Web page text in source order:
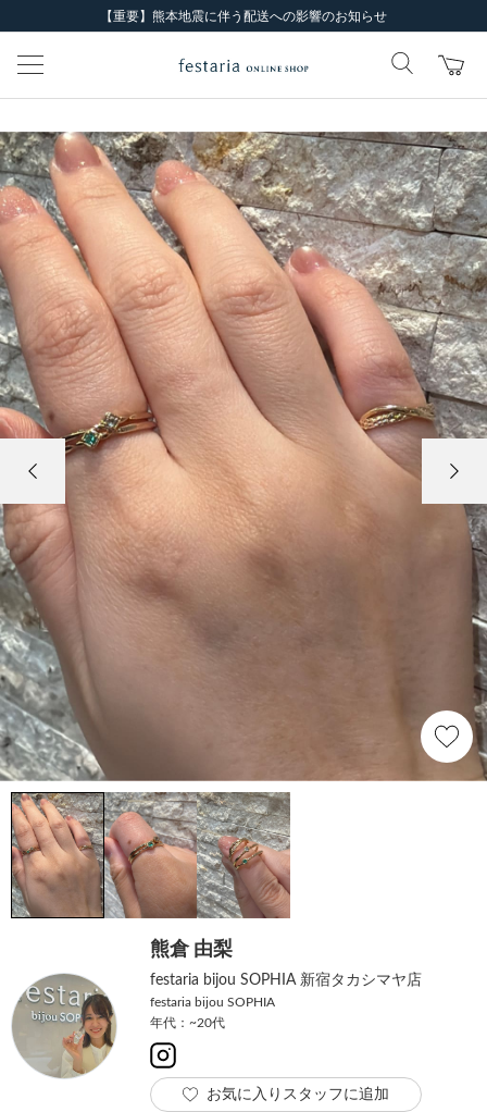
【重要】熊本地震に伴う配送への影響のお知らせ
前の画像
熊倉 由梨
festaria bijou SOPHIA 新宿タカシマヤ店
festaria bijou SOPHIA
年代：~20代
お気に入りスタッフに追加